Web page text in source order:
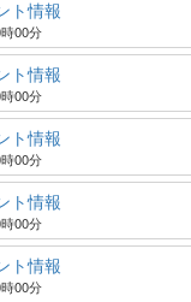
ト情報
00分
ト情報
00分
ト情報
00分
ト情報
00分
ト情報
00分